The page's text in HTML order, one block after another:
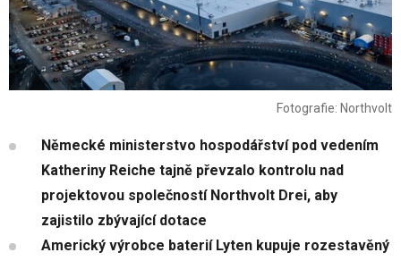
Fotografie: Northvolt
Německé ministerstvo hospodářství pod vedením
Katheriny Reiche tajně převzalo kontrolu nad
projektovou společností Northvolt Drei, aby
zajistilo zbývající dotace
Americký výrobce baterií Lyten kupuje rozestavěný